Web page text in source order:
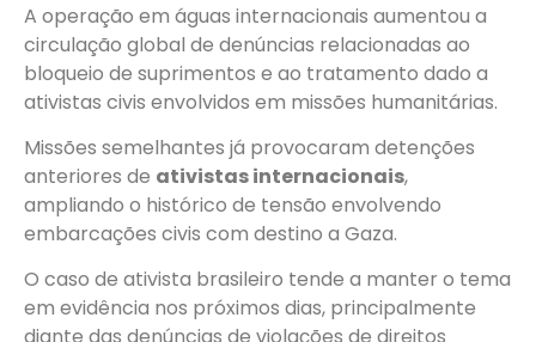
A operação em águas internacionais aumentou a
circulação global de denúncias relacionadas ao
bloqueio de suprimentos e ao tratamento dado a
ativistas civis envolvidos em missões humanitárias.
Missões semelhantes já provocaram detenções
anteriores de ativistas internacionais,
ampliando o histórico de tensão envolvendo
embarcações civis com destino a Gaza.
O caso de ativista brasileiro tende a manter o tema
em evidência nos próximos dias, principalmente